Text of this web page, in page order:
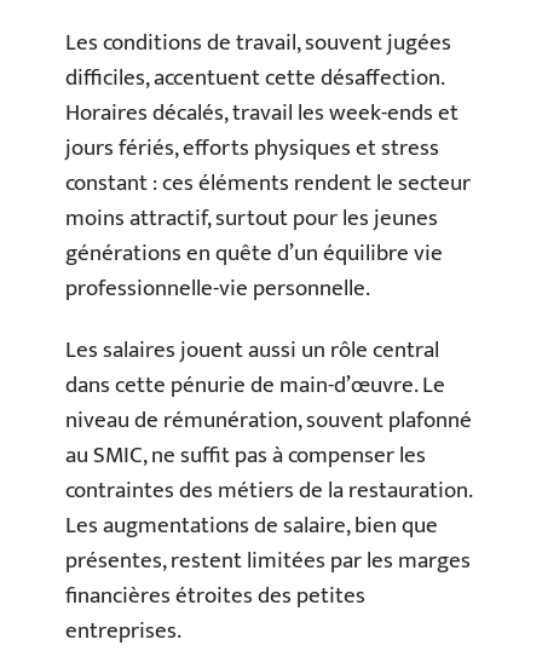
Les conditions de travail, souvent jugées
difficiles, accentuent cette désaffection.
Horaires décalés, travail les week-ends et
jours fériés, efforts physiques et stress
constant : ces éléments rendent le secteur
moins attractif, surtout pour les jeunes
générations en quête d’un équilibre vie
professionnelle-vie personnelle.
Les salaires jouent aussi un rôle central
dans cette pénurie de main-d’œuvre. Le
niveau de rémunération, souvent plafonné
au SMIC, ne suffit pas à compenser les
contraintes des métiers de la restauration.
Les augmentations de salaire, bien que
présentes, restent limitées par les marges
financières étroites des petites
entreprises.